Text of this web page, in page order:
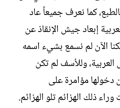
كما نعرف جميعاً عاد
إبعاد جيش الإنقاذ عن
الآن لم نسمع بشيء اسمه
وللأسف لم تكن
دخولها مؤامرة على
ذلك الهزائم تلو الهزائم.‏